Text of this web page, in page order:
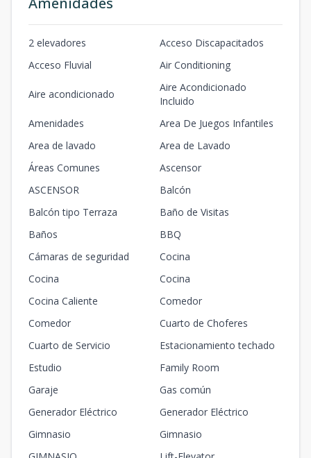
2 elevadores
Acceso Discapacitados
Acceso Fluvial
Air Conditioning
Aire acondicionado
Aire Acondicionado
Incluido
Amenidades
Area De Juegos Infantiles
Area de lavado
Area de Lavado
Áreas Comunes
Ascensor
ASCENSOR
Balcón
Balcón tipo Terraza
Baño de Visitas
Baños
BBQ
Cámaras de seguridad
Cocina
Cocina
Cocina
Cocina Caliente
Comedor
Comedor
Cuarto de Choferes
Cuarto de Servicio
Estacionamiento techado
Estudio
Family Room
Garaje
Gas común
Generador Eléctrico
Generador Eléctrico
Gimnasio
Gimnasio